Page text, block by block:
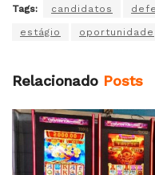
Tags: candidatos
estágio oportunidade
Relacionado Posts